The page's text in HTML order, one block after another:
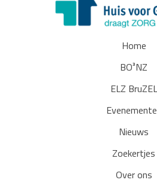
Home
BO³NZ
ELZ BruZEL
Nieuws
Zoekertjes
Over ons